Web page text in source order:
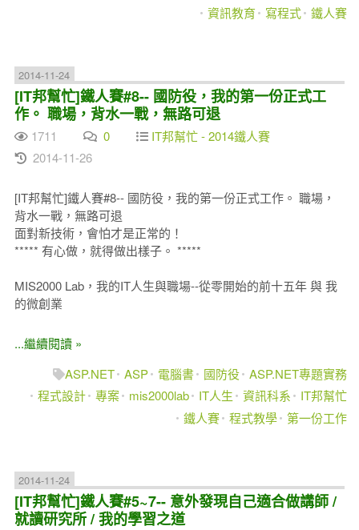
資訊教育
寫程式 鐵人賽
2014-11-24
[IT邦幫忙]鐵人賽#8-- 國防役，我的第一份正式工
作。 職場，背水一戰，無路可退
1711 0
IT邦幫忙 - 2014鐵人賽
2014-11-26
[IT邦幫忙]鐵人賽#8-- 國防役，我的第一份正式工作。 職場，
背水一戰，無路可退
面對新技術，會怕才是正常的！
***** 有心做，就得做出樣子。 *****
MIS2000 Lab，我的IT人生與職場--從零開始的前十五年 與 我
的微創業
...繼續閱讀 »
ASP.NET ASP 電腦書 國防役 ASP.NET專題實務
程式設計 專案 mis2000lab IT人生 資訊科系
IT邦幫忙
鐵人賽 程式教學 第一份工作
2014-11-24
[IT邦幫忙]鐵人賽#5~7-- 意外發現自己適合做講師 /
就讀研究所 / 我的學習之道